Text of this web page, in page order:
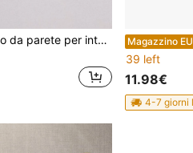
1 pezzo Adesivo da parete per interruttore e presa elettrica a motivo geometrico, adesivo, decalcomania da parete, decalcomania in vinile per decorazioni domestiche, articoli per decorazioni primaverili per rinnovare la tua casa, adesivi per decorazioni Rama
Magazzino EU
39 left
11.98€
4-7 giorni